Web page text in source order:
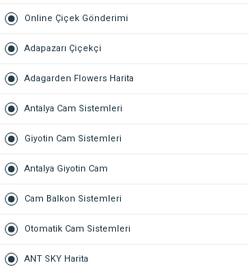
Online Çiçek Gönderimi
Adapazarı Çiçekçi
Adagarden Flowers Harita
Antalya Cam Sistemleri
Giyotin Cam Sistemleri
Antalya Giyotin Cam
Cam Balkon Sistemleri
Otomatik Cam Sistemleri
ANT SKY Harita